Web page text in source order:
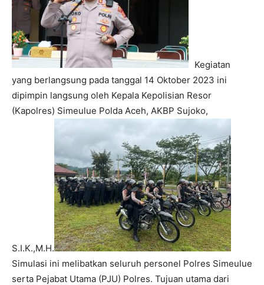
Kegiatan
yang berlangsung pada tanggal 14 Oktober 2023 ini
dipimpin langsung oleh Kepala Kepolisian Resor
(Kapolres) Simeulue Polda Aceh, AKBP Sujoko,
S.I.K.,M.H.
Simulasi ini melibatkan seluruh personel Polres Simeulue
serta Pejabat Utama (PJU) Polres. Tujuan utama dari